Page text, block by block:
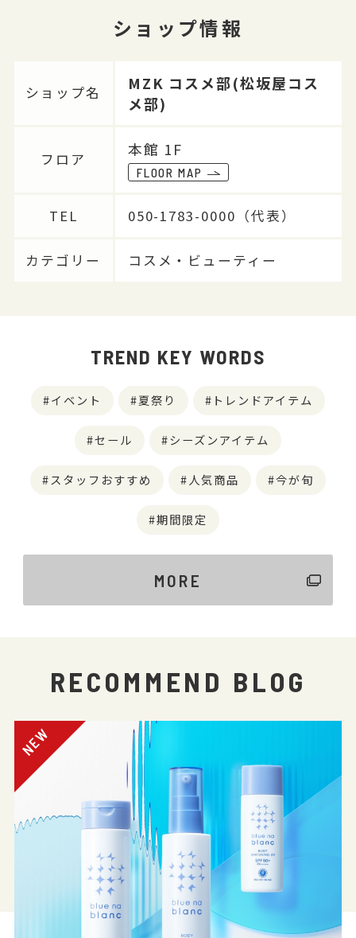
ショップ情報
ショップ名
MZK コスメ部(松坂屋コス
メ部)
フロア
本館 1F
FLOOR MAP
TEL 050-1783-0000（代表）
カテゴリー コスメ・ビューティー
TREND KEY WORDS
イベント 夏祭り トレンドアイテム
セール シーズンアイテム
スタッフおすすめ 人気商品 今が旬
期間限定
MORE
RECOMMEND BLOG